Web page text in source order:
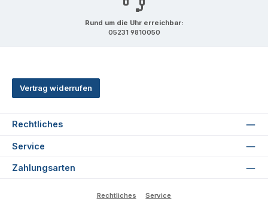
Rund um die Uhr erreichbar:
05231 9810050
Vertrag widerrufen
Rechtliches
Service
Zahlungsarten
Rechtliches Service